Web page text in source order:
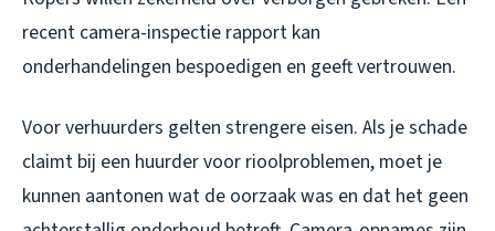
recent camera-inspectie rapport kan
onderhandelingen bespoedigen en geeft vertrouwen.
Voor verhuurders gelten strengere eisen. Als je schade
claimt bij een huurder voor rioolproblemen, moet je
kunnen aantonen wat de oorzaak was en dat het geen